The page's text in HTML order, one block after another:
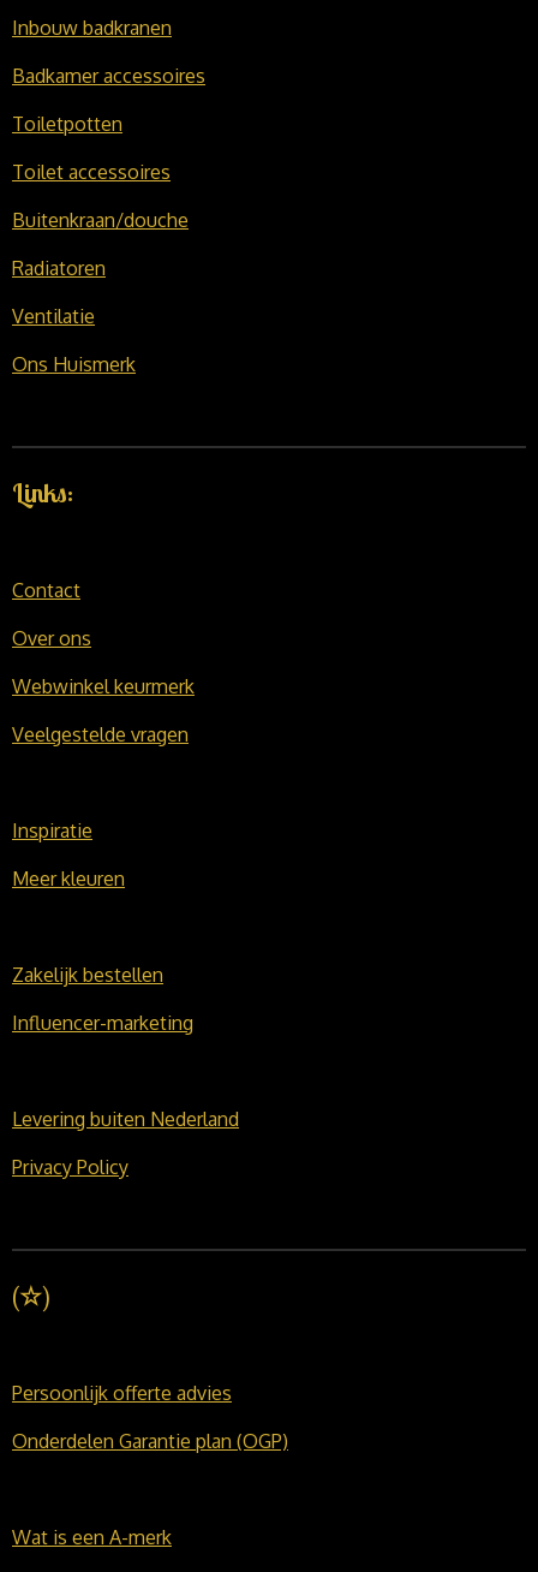
Inbouw badkranen
Badkamer accessoires
Toiletpotten
Toilet accessoires
Buitenkraan/douche
Radiatoren
Ventilatie
Ons Huismerk
Links:
Contact
Over ons
Webwinkel keurmerk
Veelgestelde vragen
Inspiratie
Meer kleuren
Zakelijk bestellen
Influencer-marketing
Levering buiten Nederland
Privacy Policy
(☆)
Persoonlijk offerte advies
Onderdelen Garantie plan (OGP)
Wat is een A-merk